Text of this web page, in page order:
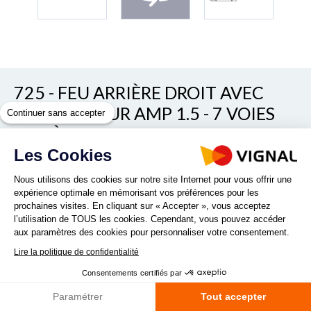
725 - FEU ARRIÈRE DROIT AVEC
CONNECTEUR AMP 1.5 - 7 VOIES
ARRIÈRE
Voir/cacher les autres références
Quantité :
Continuer sans accepter
Les Cookies
Nous utilisons des cookies sur notre site Internet pour vous offrir une
expérience optimale en mémorisant vos préférences pour les
prochaines visites. En cliquant sur « Accepter », vous acceptez
l’utilisation de TOUS les cookies. Cependant, vous pouvez accéder
aux paramètres des cookies pour personnaliser votre consentement.
Lire la politique de confidentialité
Consentements certifiés par
Paramétrer Tout accepter